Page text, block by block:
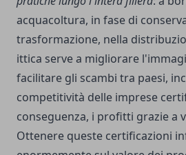
acquacoltura, in fase di
trasformazione, nella
ittica serve a migliorare
facilitare gli scambi tra paesi,
competitività delle imprese
conseguenza, i profitti grazie a
Ottenere queste certificazioni